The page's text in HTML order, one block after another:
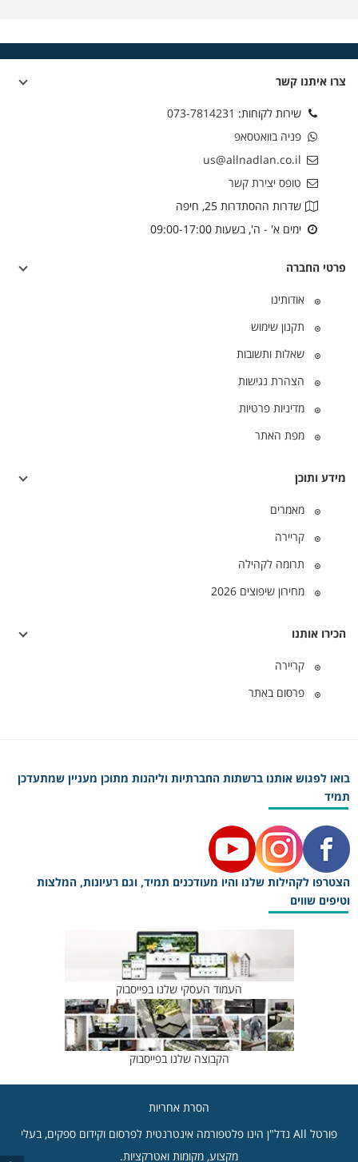
צרו איתנו קשר
שירות לקוחות: 073-7814231
פניה בוואטסאפ
טופס יצירת קשר
שדרות ההסתדרות 25, חיפה
ימים א' - ה', בשעות 09:00-17:00
פרטי החברה
אודותינו
תקנון שימוש
שאלות ותשובות
הצהרת נגישות
מדיניות פרטיות
מפת האתר
מידע ותוכן
מאמרים
קריירה
תרומה לקהילה
מחירון שיפוצים 2026
הכירו אותנו
קריירה
פרסום באתר
בואו לפגוש אותנו ברשתות החברתיות וליהנות מתוכן מעניין שמתעדכן
תמיד
הצטרפו לקהילות שלנו והיו מעודכנים תמיד, וגם רעיונות, המלצות
וטיפים שווים
העמוד העסקי שלנו בפייסבוק
הקבוצה שלנו בפייסבוק
הסרת אחריות
פורטל All נדל"ן הינו פלטפורמה אינטרנטית לפרסום וקידום ספקים, בעלי
מקצוע, מקומות ואטרקציות.